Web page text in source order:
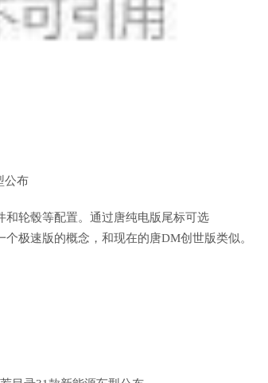
轮毂等配置。通过唐纯电版尾标可选
个极速版的概念，和现在的唐DM创世版类似。